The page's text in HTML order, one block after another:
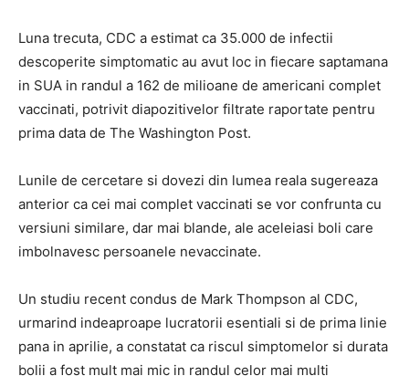
Luna trecuta, CDC a estimat ca 35.000 de infectii
descoperite simptomatic au avut loc in fiecare saptamana
in SUA in randul a 162 de milioane de americani complet
vaccinati, potrivit diapozitivelor filtrate raportate pentru
prima data de The Washington Post.
Lunile de cercetare si dovezi din lumea reala sugereaza
anterior ca cei mai complet vaccinati se vor confrunta cu
versiuni similare, dar mai blande, ale aceleiasi boli care
imbolnavesc persoanele nevaccinate.
Un studiu recent condus de Mark Thompson al CDC,
urmarind indeaproape lucratorii esentiali si de prima linie
pana in aprilie, a constatat ca riscul simptomelor si durata
bolii a fost mult mai mic in randul celor mai multi